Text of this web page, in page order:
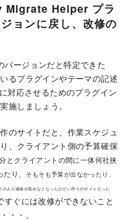
Helper プラ
ョンに戻し、改修の
ージョンだと特定できた
るプラグインやテーマの記述
対応させるためのプラグイン
施しましょう。
のサイトだと、作業スケジュ
、クライアント側の予算確保
とクライアントの間に一体何社挟
り、
そもそも予算が出なかったり、
人と連絡が取れなくなったひどい作りのサイトだった
すぐには改修ができないこと
・・。